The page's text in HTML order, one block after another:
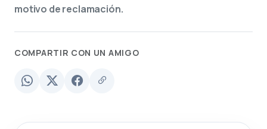
motivo de reclamación.
COMPARTIR CON UN AMIGO